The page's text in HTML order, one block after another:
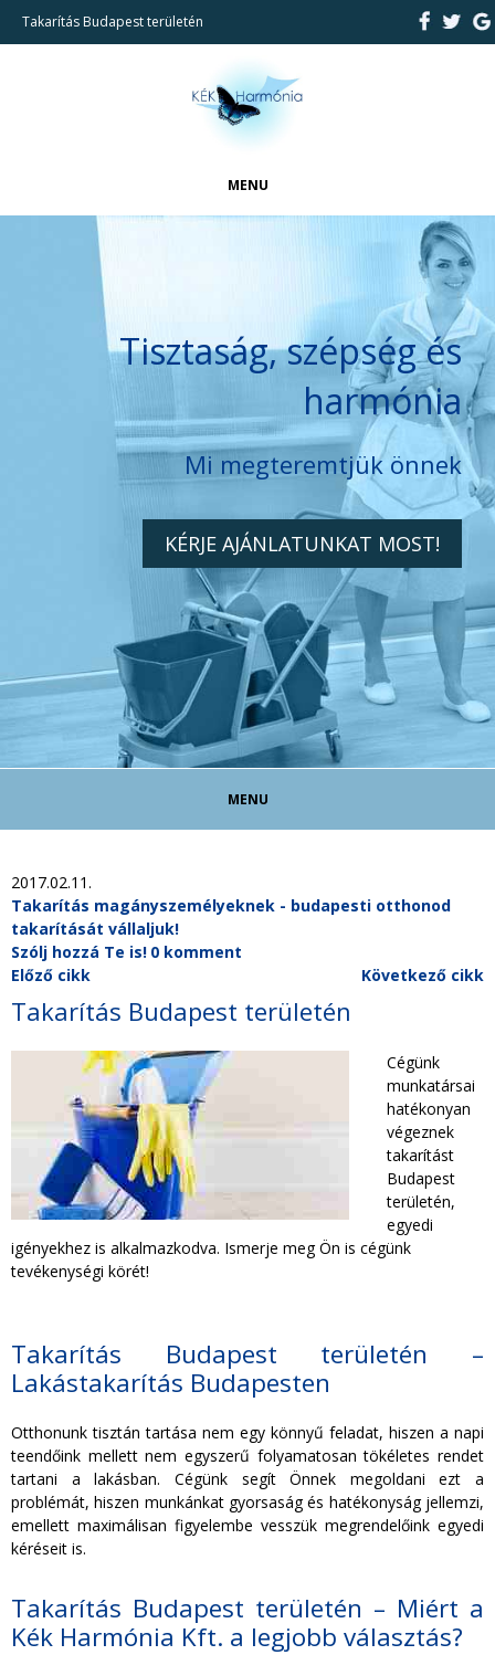
Takarítás Budapest területén
MENU
REFERENCIÁK
TAKARÍTÁSI SZOLGÁLTATÁSAINK
KAPCSOLAT
KERESÉS
Tisztaság, szépség és
harmónia
Mi megteremtjük önnek
KÉRJE AJÁNLATUNKAT MOST!
MENU
TAKARÍTÁS MAGÁNSZEMÉLYEKNEK
TAKARÍTÁS CÉGEKNEK
TAKARÍTÁSI INTÉZMÉNYEKNEK
2017.02.11.
Takarítás magányszemélyeknek - budapesti otthonod
takarítását vállaljuk!
Szólj hozzá Te is! 0 komment
Előző cikk
Következő cikk
Takarítás Budapest területén
Cégünk
munkatársai
hatékonyan
végeznek
takarítást
Budapest
területén,
egyedi
igényekhez is alkalmazkodva. Ismerje meg Ön is cégünk
tevékenységi körét!
Takarítás Budapest területén –
Lakástakarítás Budapesten
Otthonunk tisztán tartása nem egy könnyű feladat, hiszen a napi
teendőink mellett nem egyszerű folyamatosan tökéletes rendet
tartani a lakásban. Cégünk segít Önnek megoldani ezt a
problémát, hiszen munkánkat gyorsaság és hatékonyság jellemzi,
emellett maximálisan figyelembe vesszük megrendelőink egyedi
kéréseit is.
Takarítás Budapest területén – Miért a
Kék Harmónia Kft. a legjobb választás?